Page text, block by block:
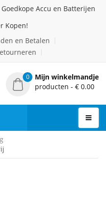
Accu en Batterijen
Kopen!
en Betalen
0
Mijn winkelmandje
producten - € 0.00